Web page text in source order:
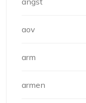
aov
arm
armen